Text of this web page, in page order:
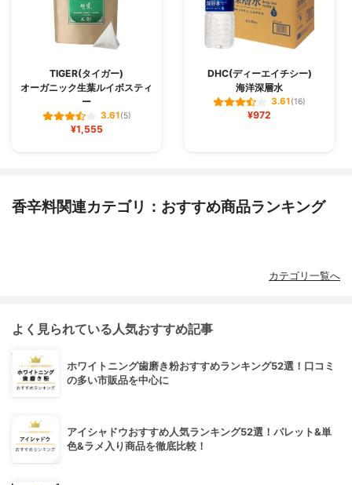
TIGER(タイガー)
オーガニック生葉ルイボスティ
ー
3.61(5)
¥1,555
DHC(ディーエイチシー)
海洋深層水
3.61(16)
¥972
香辛料関連カテゴリ：おすすめ商品ランキング
カテゴリ一覧へ
よく見られている人気おすすめ記事
ホワイトニング歯磨き粉おすすめランキング52選！口コミ
の多い市販品を中心に
アイシャドウおすすめ人気ランキング52選！パレット&単
色&ラメ入り商品を徹底比較！